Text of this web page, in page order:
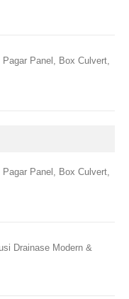
Panel, Box Culvert,
Panel, Box Culvert,
Drainase Modern &